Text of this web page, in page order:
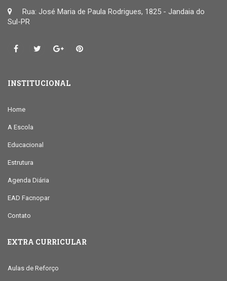
Rua: José Maria de Paula Rodrigues, 1825 - Jandaia do
Sul-PR
INSTITUCIONAL
Home
A Escola
Educacional
Estrutura
Agenda Diária
EAD Facnopar
Contato
EXTRA CURRICULAR
Aulas de Reforço